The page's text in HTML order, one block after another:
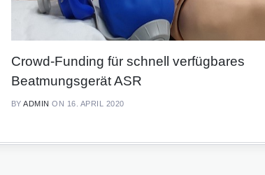
Crowd-Funding für schnell verfügbares
Beatmungsgerät ASR
BYADMIN ON 16. APRIL 2020